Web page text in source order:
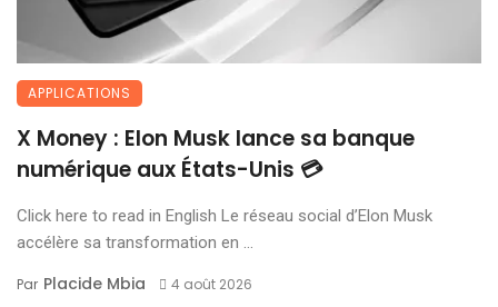
APPLICATIONS
X Money : Elon Musk lance sa banque
numérique aux États-Unis 💳
Click here to read in English Le réseau social d’Elon Musk
accélère sa transformation en ...
Par Placide Mbia 4 août 2026